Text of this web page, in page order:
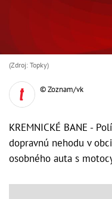
(Zdroj: Topky)
© Zoznam/vk
KREMNICKÉ BANE -
dopravnú nehodu v
osobného auta s